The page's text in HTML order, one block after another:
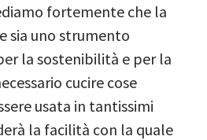
fortemente che la
sia uno strumento
la sostenibilità e per la
cucire cose
usata in tantissimi
la facilità con la quale